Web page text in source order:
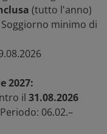
(tutto l'anno)
minimo di
2027:
il 31.08.2026
06.02.–